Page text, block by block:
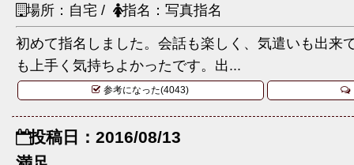
場所：自宅 /
指名：写真指名
初めて指名しました。会話も楽しく、気遣いも出来
も上手く気持ちよかったです。出...
参考になった(4043)
投稿日：2016/08/13